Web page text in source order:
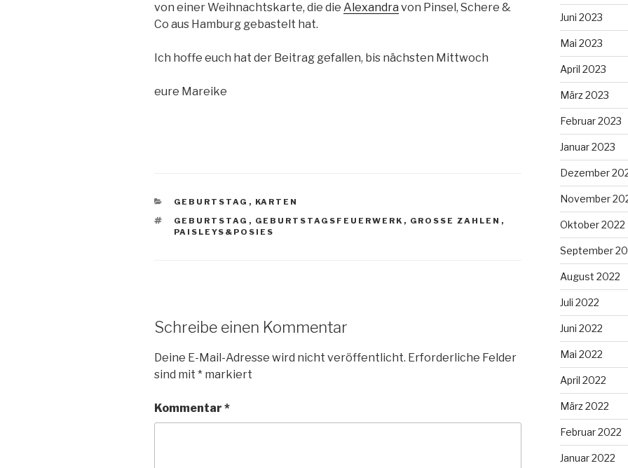
von einer Weihnachtskarte, die die Alexandra von Pinsel, Schere &
Co aus Hamburg gebastelt hat.
Ich hoffe euch hat der Beitrag gefallen, bis nächsten Mittwoch
eure Mareike
KATEGORIEN
GEBURTSTAG , KARTEN
SCHLAGWÖRTER
GEBURTSTAG , GEBURTSTAGSFEUERWERK , GROSSE ZAHLEN
,
PAISLEYS&POSIES
Schreibe einen Kommentar
Deine E-Mail-Adresse wird nicht veröffentlicht. Erforderliche Felder
sind mit * markiert
Kommentar *
Juni 2023
Mai 2023
April 2023
März 2023
Februar 2023
Januar 2023
Dezember
November
Oktober 2022
September
August 2022
Juli 2022
Juni 2022
Mai 2022
April 2022
März 2022
Februar 2022
Januar 2022